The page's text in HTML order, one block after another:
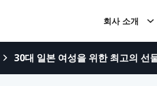
회사 소개
30대 일본 여성을 위한 최고의 선